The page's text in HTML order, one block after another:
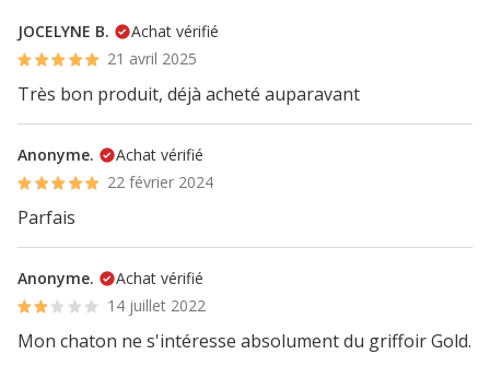
JOCELYNE B.
Achat vérifié
21 avril 2025
Très bon produit, déjà acheté auparavant
Anonyme.
Achat vérifié
22 février 2024
Parfais
Anonyme.
Achat vérifié
14 juillet 2022
Mon chaton ne s'intéresse absolument du griffoir Gold.